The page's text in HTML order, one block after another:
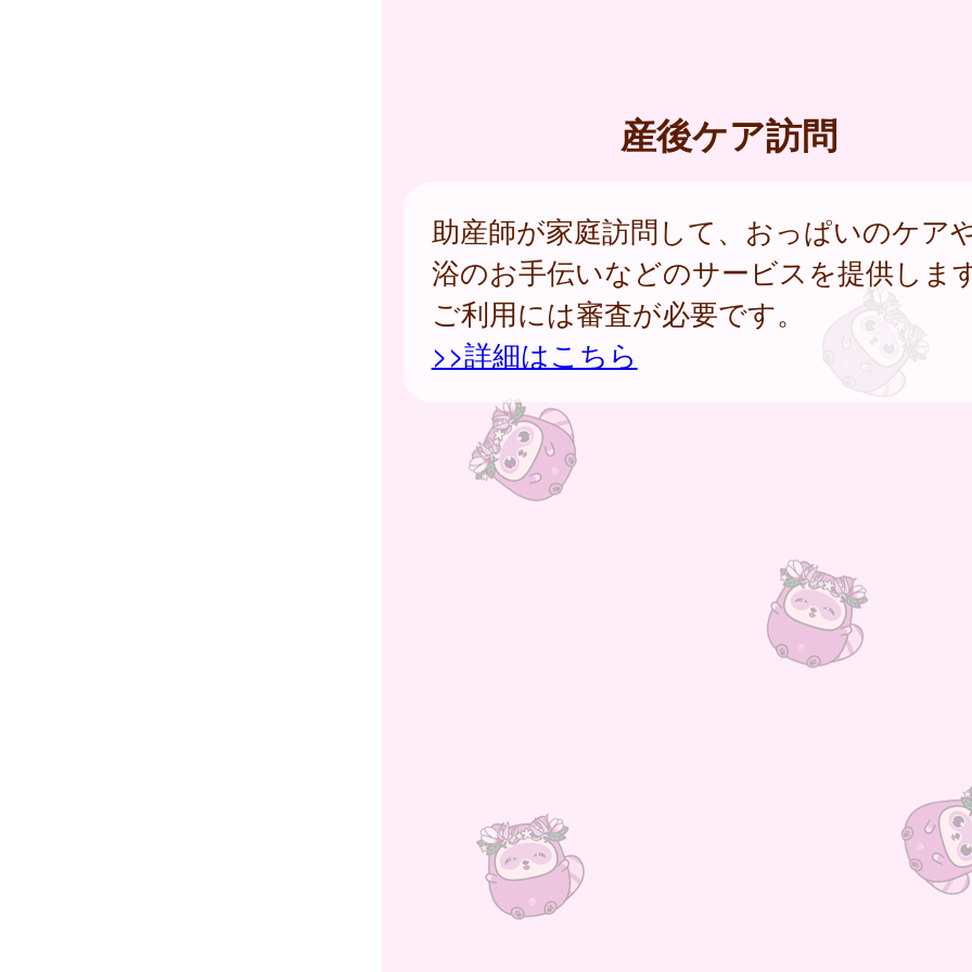
産後ケア訪問
助産師が家庭訪問して、おっぱいのケア
浴のお手伝いなどのサービスを提供します
ご利用には審査が必要です。
>>詳細はこちら